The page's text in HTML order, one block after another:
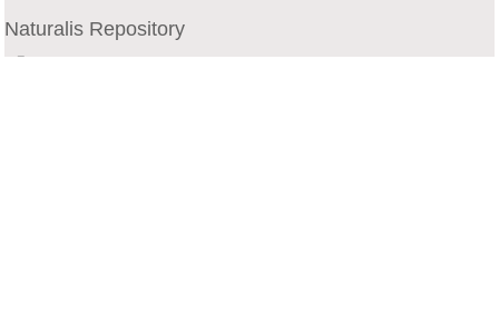
Naturalis Repository